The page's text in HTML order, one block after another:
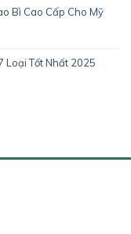
Bì Cao Cấp Cho Mỹ
Loại Tốt Nhất 2025